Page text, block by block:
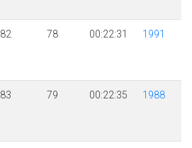
82 78 00:22:31 1991
83 79 00:22:35 1988